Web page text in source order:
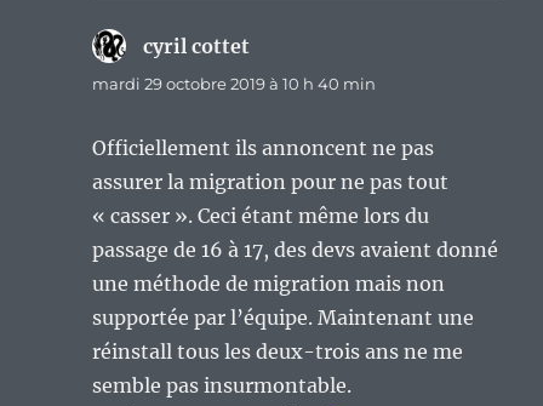
cyril cottet
mardi 29 octobre 2019 à 10 h 40 min
Officiellement ils annoncent ne pas
assurer la migration pour ne pas tout
« casser ». Ceci étant même lors du
passage de 16 à 17, des devs avaient donné
une méthode de migration mais non
supportée par l’équipe. Maintenant une
réinstall tous les deux-trois ans ne me
semble pas insurmontable.